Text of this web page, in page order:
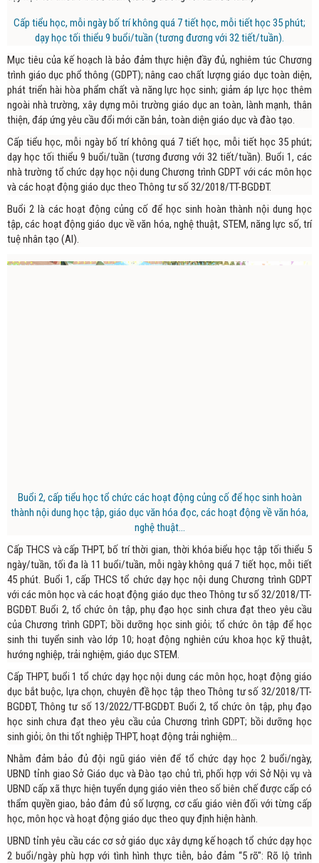
Cấp tiểu học, mỗi ngày bố trí không quá 7 tiết học, mỗi tiết học 35 phút;
dạy học tối thiểu 9 buổi/tuần (tương đương với 32 tiết/tuần).
Mục tiêu của kế hoạch là bảo đảm thực hiện đầy đủ, nghiêm túc Chương
trình giáo dục phổ thông (GDPT); nâng cao chất lượng giáo dục toàn diện,
phát triển hài hòa phẩm chất và năng lực học sinh; giảm áp lực học thêm
ngoài nhà trường, xây dựng môi trường giáo dục an toàn, lành mạnh, thân
thiện, đáp ứng yêu cầu đổi mới căn bản, toàn diện giáo dục và đào tạo.
Cấp tiểu học, mỗi ngày bố trí không quá 7 tiết học, mỗi tiết học 35 phút;
dạy học tối thiểu 9 buổi/tuần (tương đương với 32 tiết/tuần). Buổi 1, các
nhà trường tổ chức dạy học nội dung Chương trình GDPT với các môn học
và các hoạt động giáo dục theo Thông tư số 32/2018/TT-BGDĐT.
Buổi 2 là các hoạt động củng cố để học sinh hoàn thành nội dung học
tập, các hoạt động giáo dục về văn hóa, nghệ thuật, STEM, năng lực số, trí
tuệ nhân tạo (AI).
Buổi 2, cấp tiểu học tổ chức các hoạt động củng cố để học sinh hoàn
thành nội dung học tập, giáo dục văn hóa đọc, các hoạt động về văn hóa,
nghệ thuật...
Cấp THCS và cấp THPT, bố trí thời gian, thời khóa biểu học tập tối thiểu 5
ngày/tuần, tối đa là 11 buổi/tuần, mỗi ngày không quá 7 tiết học, mỗi tiết
45 phút. Buổi 1, cấp THCS tổ chức dạy học nội dung Chương trình GDPT
với các môn học và các hoạt động giáo dục theo Thông tư số 32/2018/TT-
BGDĐT. Buổi 2, tổ chức ôn tập, phụ đạo học sinh chưa đạt theo yêu cầu
của Chương trình GDPT; bồi dưỡng học sinh giỏi; tổ chức ôn tập để học
sinh thi tuyển sinh vào lớp 10; hoạt động nghiên cứu khoa học kỹ thuật,
hướng nghiệp, trải nghiệm, giáo dục STEM.
Cấp THPT, buổi 1 tổ chức dạy học nội dung các môn học, hoạt động giáo
dục bắt buộc, lựa chọn, chuyên đề học tập theo Thông tư số 32/2018/TT-
BGDĐT, Thông tư số 13/2022/TT-BGDĐT. Buổi 2, tổ chức ôn tập, phụ đạo
học sinh chưa đạt theo yêu cầu của Chương trình GDPT; bồi dưỡng học
sinh giỏi; ôn thi tốt nghiệp THPT, hoạt động trải nghiệm...
Nhằm đảm bảo đủ đội ngũ giáo viên để tổ chức dạy học 2 buổi/ngày,
UBND tỉnh giao Sở Giáo dục và Đào tạo chủ trì, phối hợp với Sở Nội vụ và
UBND cấp xã thực hiện tuyển dụng giáo viên theo số biên chế được cấp có
thẩm quyền giao, bảo đảm đủ số lượng, cơ cấu giáo viên đối với từng cấp
học, môn học và hoạt động giáo dục theo quy định hiện hành.
UBND tỉnh yêu cầu các cơ sở giáo dục xây dựng kế hoạch tổ chức dạy học
2 buổi/ngày phù hợp với tình hình thực tiễn, bảo đảm “5 rõ": Rõ lộ trình